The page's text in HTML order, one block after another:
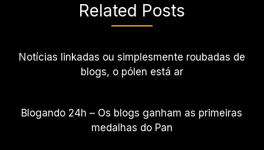
Related Posts
Notícias linkadas ou simplesmente roubadas de
blogs, o pólen está ar
Blogando 24h – Os blogs ganham as primeiras
medalhas do Pan